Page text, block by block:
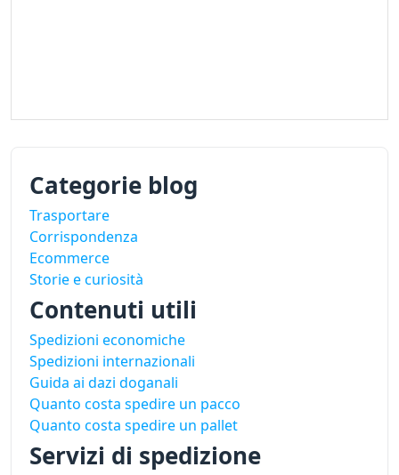
Categorie blog
Trasportare
Corrispondenza
Ecommerce
Storie e curiosità
Contenuti utili
Spedizioni economiche
Spedizioni internazionali
Guida ai dazi doganali
Quanto costa spedire un pacco
Quanto costa spedire un pallet
Servizi di spedizione